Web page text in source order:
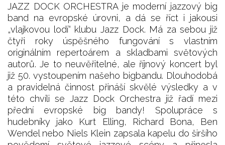
JAZZ DOCK ORCHESTRA je moderní jazzový big
band na evropské úrovni, a dá se říct i jakousi
„vlajkovou lodí“ klubu Jazz Dock. Má za sebou již
čtyři roky úspěšného fungování s vlastním
originálním repertoárem a skladbami světových
autorů. Je to neuvěřitelné, ale říjnový koncert byl
již 50. vystoupením našeho bigbandu. Dlouhodobá
a pravidelná činnost přináší skvělé výsledky a v
této chvíli se Jazz Dock Orchestra již řadí mezi
přední evropské big bandy! Spolupráce s
hudebníky jako Kurt Elling, Richard Bona, Ben
Wendel nebo Niels Klein zapsala kapelu do širšího